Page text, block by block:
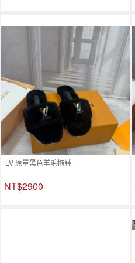
LV 原單黑色羊毛拖鞋
NT$2900